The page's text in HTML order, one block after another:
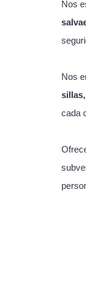
Nos
Nos
cada